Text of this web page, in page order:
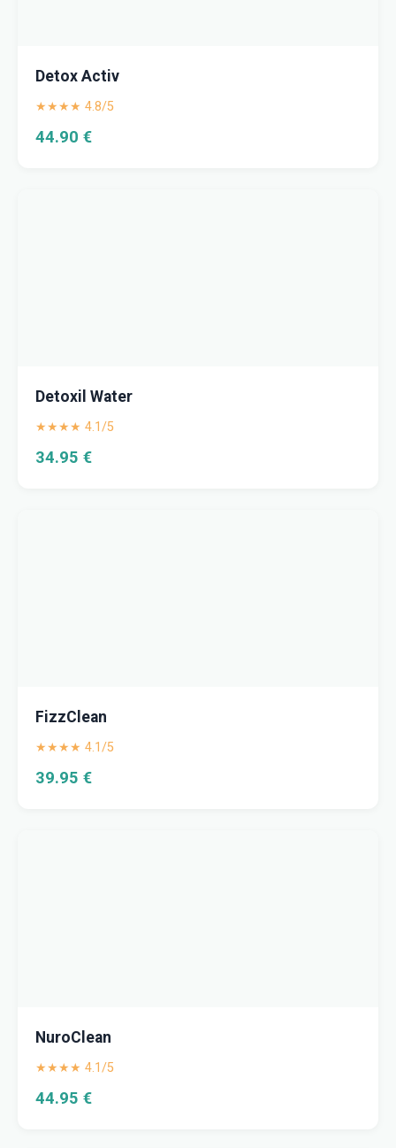
Detox Activ
★★★★ 4.8/5
44.90 €
Detoxil Water
★★★★ 4.1/5
34.95 €
FizzClean
★★★★ 4.1/5
39.95 €
NuroClean
★★★★ 4.1/5
44.95 €